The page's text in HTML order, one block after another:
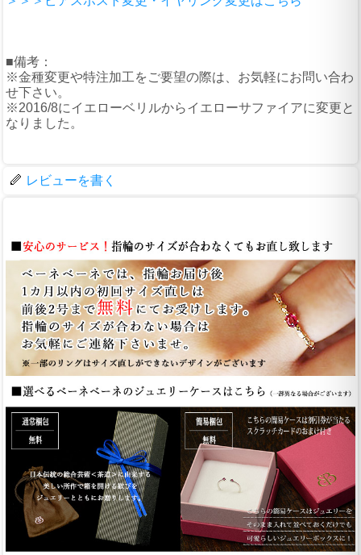
■備考：
※金種変更や特注加工をご要望の際は、お気軽にお問い合わ
せ下さい。
※2016/8にイエローベリルからイエローサファイアに変更と
なりました。
レビューを書く